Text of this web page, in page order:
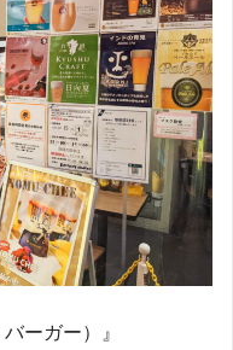
ーガー）』